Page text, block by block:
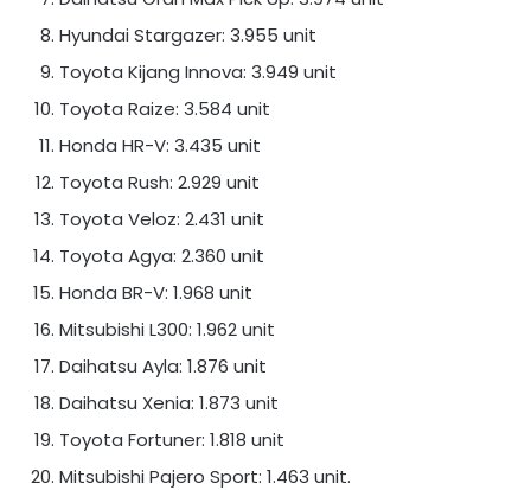
Hyundai Stargazer: 3.955 unit
Toyota Kijang Innova: 3.949 unit
Toyota Raize: 3.584 unit
Honda HR-V: 3.435 unit
Toyota Rush: 2.929 unit
Toyota Veloz: 2.431 unit
Toyota Agya: 2.360 unit
Honda BR-V: 1.968 unit
Mitsubishi L300: 1.962 unit
Daihatsu Ayla: 1.876 unit
Daihatsu Xenia: 1.873 unit
Toyota Fortuner: 1.818 unit
Mitsubishi Pajero Sport: 1.463 unit.